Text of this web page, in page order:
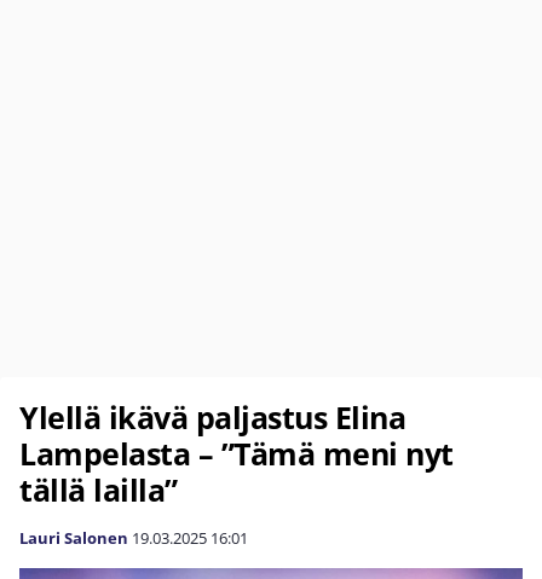
Ylellä ikävä paljastus Elina
Lampelasta – ”Tämä meni nyt
tällä lailla”
Lauri Salonen 19.03.2025 16:01